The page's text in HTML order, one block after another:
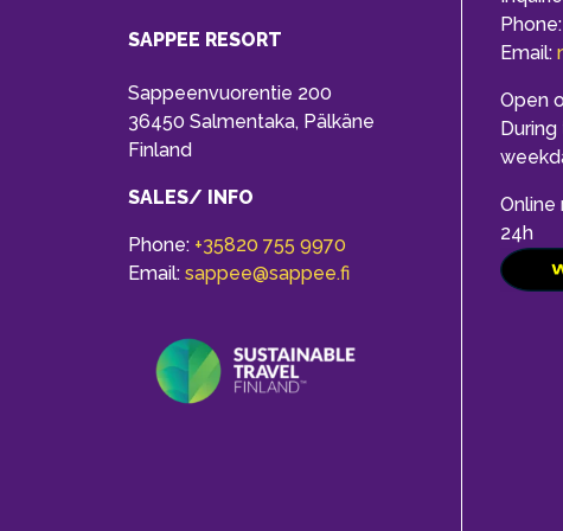
SAPPEE RESORT
Sappeenvuorentie 200
36450 Salmentaka, Pälkäne
Finland
SALES/ INFO
Phone: +35820 755 9970
Email: sappee@sappee.fi
Phone:
Email:
Open
Online
24h